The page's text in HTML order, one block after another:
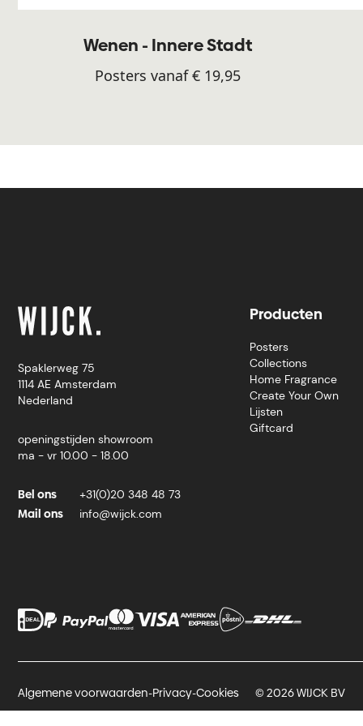
Wenen - Innere Stadt
Posters vanaf € 19,95
Spaklerweg 75
1114 AE Amsterdam
Nederland
openingstijden showroom
ma - vr 10.00 - 18.00
Bel ons +31(0)20 348 48 73
Mail ons info@wijck.com
Producten
Posters
Collections
Home Fragrance
Create Your Own
Lijsten
Giftcard
Algemene voorwaarden-Privacy-Cookies © 2026 WIJCK BV